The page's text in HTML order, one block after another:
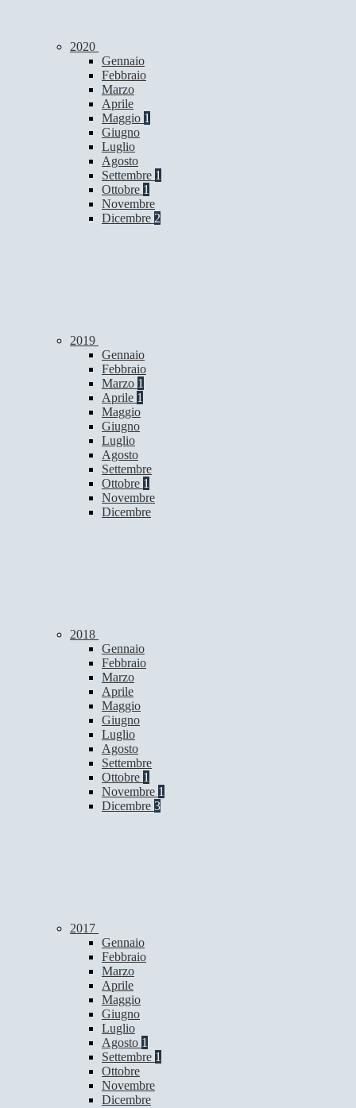
2020
Gennaio
Febbraio
Marzo
Aprile
Maggio 1
Giugno
Luglio
Agosto
Settembre 1
Ottobre 1
Novembre
Dicembre 2
2019
Gennaio
Febbraio
Marzo 1
Aprile 1
Maggio
Giugno
Luglio
Agosto
Settembre
Ottobre 1
Novembre
Dicembre
2018
Gennaio
Febbraio
Marzo
Aprile
Maggio
Giugno
Luglio
Agosto
Settembre
Ottobre 1
Novembre 1
Dicembre 3
2017
Gennaio
Febbraio
Marzo
Aprile
Maggio
Giugno
Luglio
Agosto 1
Settembre 1
Ottobre
Novembre
Dicembre